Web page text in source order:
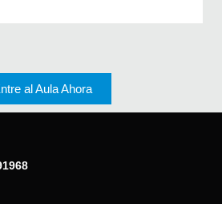
al Aula Ahora